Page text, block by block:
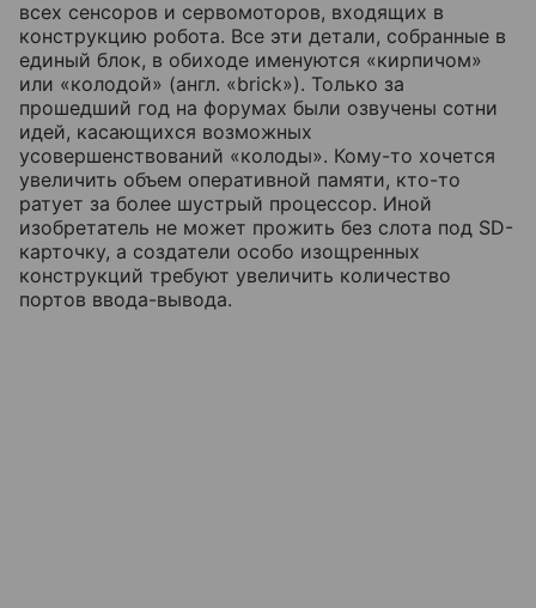
всех сенсоров и сервомоторов, входящих в
конструкцию робота. Все эти детали, собранные в
единый блок, в обиходе именуются «кирпичом»
или «колодой» (англ. «brick»). Только за
прошедший год на форумах были озвучены сотни
идей, касающихся возможных
усовершенствований «колоды». Кому-то хочется
увеличить объем оперативной памяти, кто-то
ратует за более шустрый процессор. Иной
изобретатель не может прожить без слота под SD-
карточку, а создатели особо изощренных
конструкций требуют увеличить количество
портов ввода-вывода.